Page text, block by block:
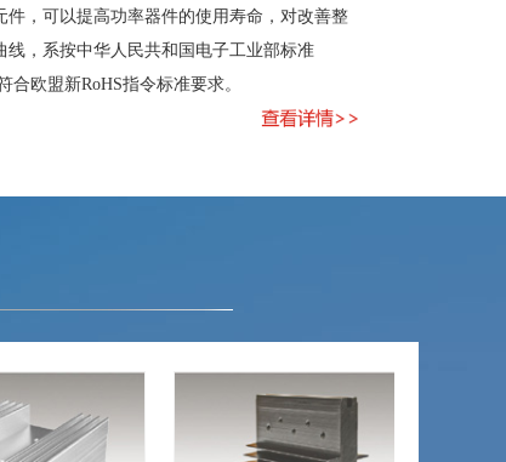
，可以提高功率器件的使用寿命，对改善整
，系按中华人民共和国电子工业部标准
欧盟新RoHS指令标准要求。